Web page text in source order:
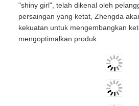
"shiny girl", telah dikenal oleh
persaingan yang ketat, Zhengda
kekuatan untuk mengembangkan
mengoptimalkan produk.